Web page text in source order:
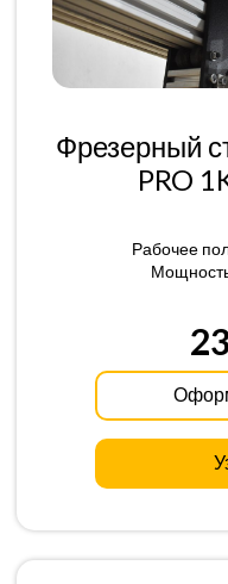
Фрезерный
PRO
Рабочее